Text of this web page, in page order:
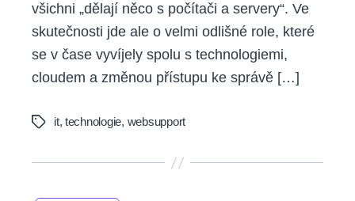
všichni „dělají něco s počítači a servery“. Ve
skutečnosti jde ale o velmi odlišné role, které
se v čase vyvíjely spolu s technologiemi,
cloudem a změnou přístupu ke správě […]
Tags it, technologie, websupport